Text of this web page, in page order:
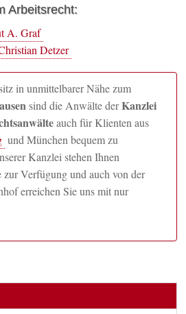
Arbeitsrecht:
A. Graf
Detzer
in unmittelbarer Nähe zum
sind die Anwälte derKanzlei
auch für Klienten aus
und München bequem zu
Kanzlei stehen Ihnen
zur Verfügung und auch von der
erreichen Sie uns mit nur